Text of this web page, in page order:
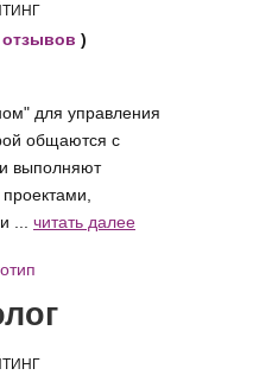
отзывов )
для управления
общаются с
выполняют
... читать далее